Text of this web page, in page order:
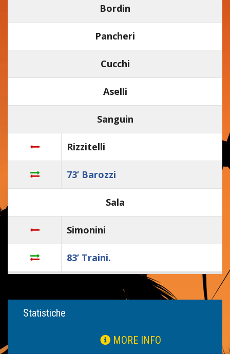
Bordin
Pancheri
Cucchi
Aselli
Sanguin
Rizzitelli
73’ Barozzi
Sala
Simonini
83’ Traini.
Statistiche
MORE INFO